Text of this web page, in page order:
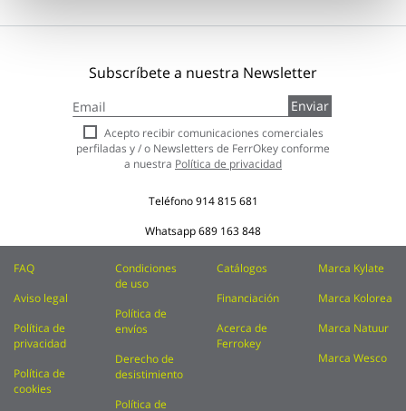
Subscríbete a nuestra Newsletter
a
nuestro
boletín
de
Enviar
Acepto recibir comunicaciones comerciales
perfiladas y / o Newsletters de FerrOkey conforme
a nuestra Política de privacidad
Teléfono914 815 681
Whatsapp689 163 848
FAQ
Aviso legal
Política de
privacidad
Política de
cookies
Condiciones
de uso
Política de
envíos
Derecho de
desistimiento
Política de
Catálogos
Financiación
Acerca de
Ferrokey
Marca Kylate
Marca Kolorea
Marca Natuur
Marca Wesco